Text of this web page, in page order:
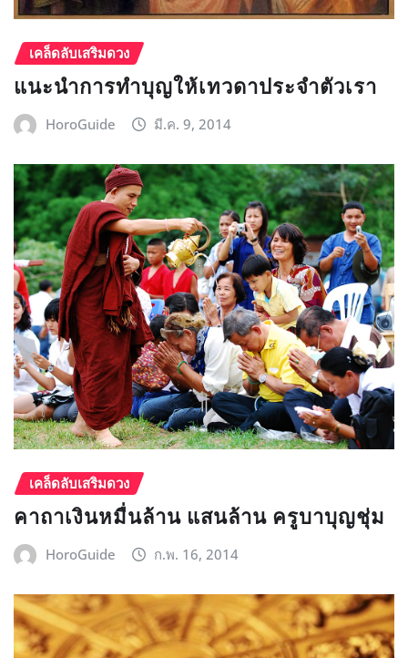
เคล็ดลับเสริมดวง
แนะนำการทำบุญให้เทวดาประจำตัวเรา
HoroGuide มี.ค. 9, 2014
เคล็ดลับเสริมดวง
คาถาเงินหมื่นล้าน แสนล้าน ครูบาบุญชุ่ม
HoroGuide ก.พ. 16, 2014